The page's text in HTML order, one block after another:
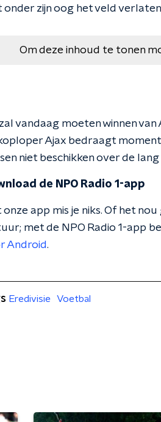
onder zijn oog het veld
Om deze inhoud te tonen
vandaag moeten winnen
Ajax bedraagt
niet beschikken over de
de NPO Radio 1-app
onze app mis je niks. Of het
met de NPO Radio 1-app
Android.
Eredivisie Voetbal